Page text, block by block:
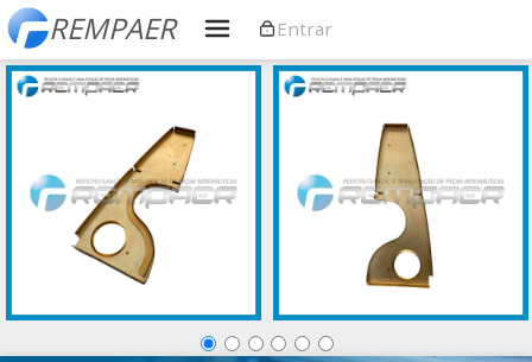
REMPAER Entrar
Serviços Galeria de Peças